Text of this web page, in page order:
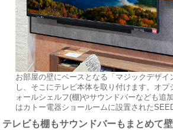
お部屋の壁にベースとなる「マジックデザイ
し、そこにテレビ本体を取り付けます。オプ
ォールシェルフ(棚)やサウンドバーなども追
はカトー電器ショールームに設置された
テレビも棚もサウンドバーもまとめて